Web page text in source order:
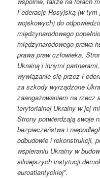
Federację Rosyjską (w
wojskowych) do
międzynarodowego
międzynarodowego prawa
prawa praw człowieka.
Ukrainą i innymi
wywiązanie się przez
za szkody wyrządzone
zaangażowaniem na rzecz
terytorialnej Ukrainy w jej
Strony potwierdzają swoje
bezpieczeństwa i
odbudowie i rekonstrukcji,
wspieraniu Ukrainy w
silniejszych instytucji
euroatlantyckiej”.